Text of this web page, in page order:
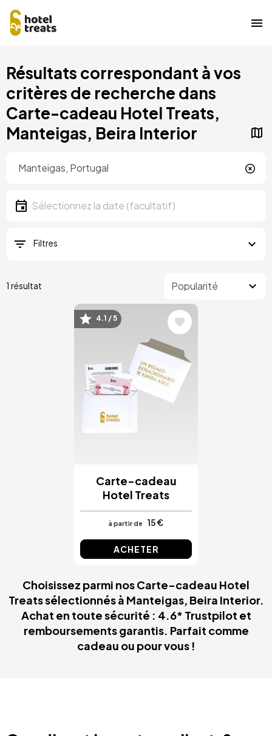
au
contenu
principal
Résultats correspondant à vos
critères de recherche dans
Carte-cadeau Hotel Treats,
Manteigas, Beira Interior
Date
Sélectionnez la date
Filtres
1 résultat
Image
4.1 / 5
Carte-cadeau
Hotel Treats
à partir de 15 €
ACHETER
Choisissez parmi nos Carte-cadeau Hotel
Treats sélectionnés à Manteigas, Beira Interior.
Achat en toute sécurité : 4.6* Trustpilot et
remboursements garantis. Parfait comme
cadeau ou pour vous !